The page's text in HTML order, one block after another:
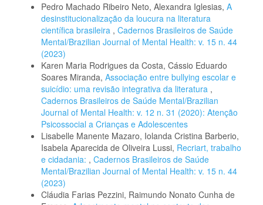
Pedro Machado Ribeiro Neto, Alexandra Iglesias, A
desinstitucionalização da loucura na literatura
científica brasileira , Cadernos Brasileiros de Saúde
Mental/Brazilian Journal of Mental Health: v. 15 n. 44
(2023)
Karen Maria Rodrigues da Costa, Cássio Eduardo
Soares Miranda, Associação entre bullying escolar e
suicídio: uma revisão integrativa da literatura ,
Cadernos Brasileiros de Saúde Mental/Brazilian
Journal of Mental Health: v. 12 n. 31 (2020): Atenção
Psicossocial a Crianças e Adolescentes
Lisabelle Manente Mazaro, Iolanda Cristina Barberio,
Isabela Aparecida de Oliveira Lussi, Recriart, trabalho
e cidadania: , Cadernos Brasileiros de Saúde
Mental/Brazilian Journal of Mental Health: v. 15 n. 44
(2023)
Cláudia Farias Pezzini, Raimundo Nonato Cunha de